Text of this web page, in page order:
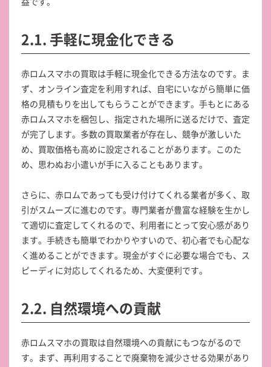
2.1. 手軽に現金化できる
赤ロムスマホの買取は手軽に現金化できる方法なのです。ま
ず、オンライン査定を利用すれば、自宅にいながら簡単に価
格の見積もりを出してもらうことができます。手もとにある
赤ロムスマホを梱包し、指定された場所に送るだけで、査定
が完了します。多数の買取業者が存在し、競争が激しいた
め、買取価格も高めに設定されることがあります。このた
め、思わぬお小遣いが手に入ることもあります。
さらに、赤ロムであっても受け付けてくれる業者が多く、取
引がスムーズに進むのです。専門業者が豊富な経験を生かし
て適切に査定してくれるので、利用者にとって安心感があり
ます。手続きも簡単でわかりやすいので、初心者でも心配な
く進めることができます。現金がすぐに必要な場合でも、ス
ピーディに対応してくれるため、大変便利です。
2.2. 自然環境への貢献
赤ロムスマホの買取は自然環境への貢献にもつながるので
す。まず、再利用することで廃棄物を減少させる効果があり